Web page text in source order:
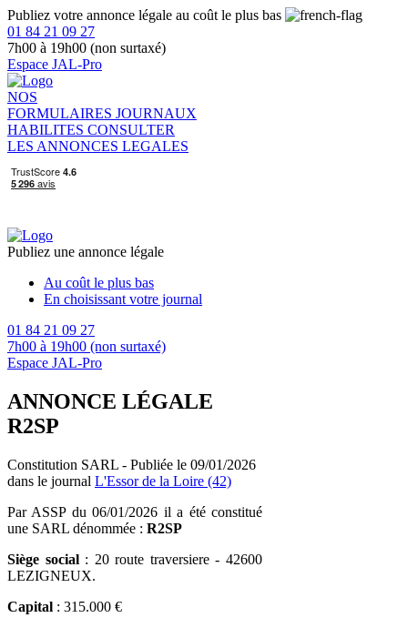
Publiez votre annonce légale au coût le plus bas
01 84 21 09 27
7h00 à 19h00 (non surtaxé)
Espace JAL-Pro
NOS
FORMULAIRES JOURNAUX
HABILITES CONSULTER
LES ANNONCES LEGALES
Publiez une annonce légale
Au coût le plus bas
En choisissant votre journal
01 84 21 09 27
7h00 à 19h00 (non surtaxé)
Espace JAL-Pro
ANNONCE LÉGALE
R2SP
Constitution SARL - Publiée le 09/01/2026
dans le journal L'Essor de la Loire (42)
Par ASSP du 06/01/2026 il a été constitué
une SARL dénommée : R2SP
Siège social: 20 route traversiere - 42600
LEZIGNEUX.
Capital : 315.000 €